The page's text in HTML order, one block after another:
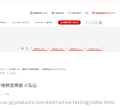
products/non-destructive-testing/index.html